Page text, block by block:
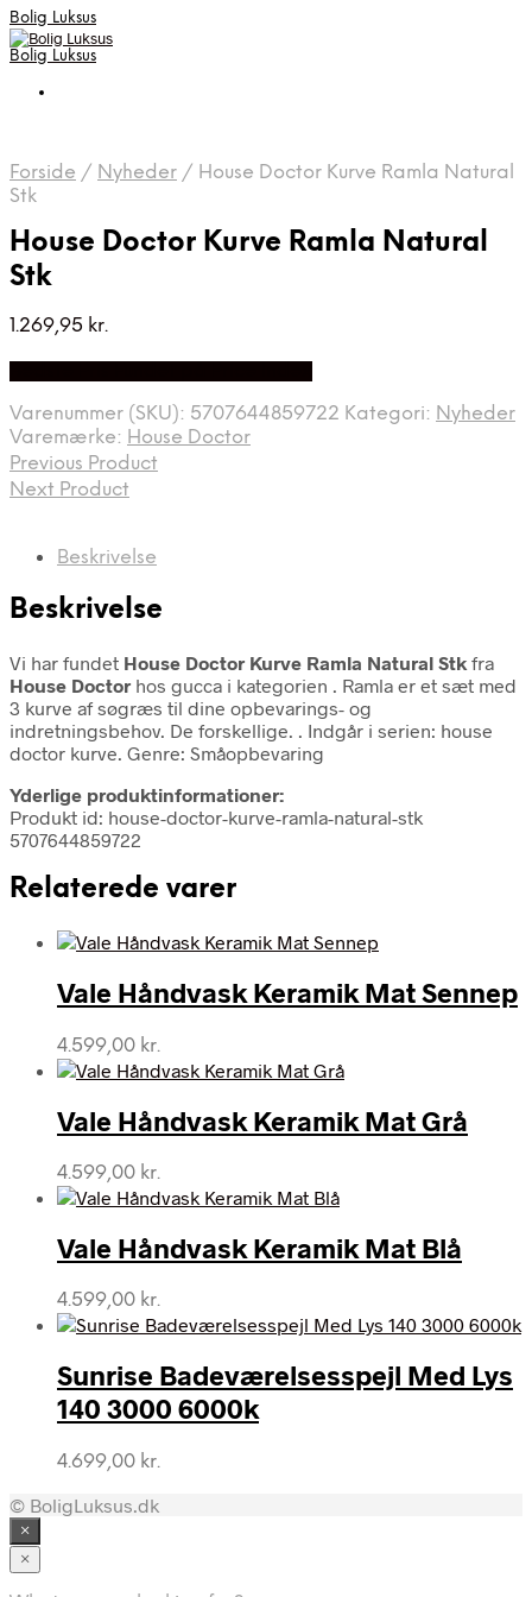
Bolig Luksus
Bolig Luksus
Forside / Nyheder / House Doctor Kurve Ramla Natural
Stk
House Doctor Kurve Ramla Natural
Stk
1.269,95 kr.
Varenummer (SKU): 5707644859722 Kategori: Nyheder
Varemærke: House Doctor
Previous Product
Next Product
Beskrivelse
Beskrivelse
Vi har fundet House Doctor Kurve Ramla Natural Stk fra
House Doctor hos gucca i kategorien . Ramla er et sæt med
3 kurve af søgræs til dine opbevarings- og
indretningsbehov. De forskellige. . Indgår i serien: house
doctor kurve. Genre: Småopbevaring
Yderlige produktinformationer:
Produkt id: house-doctor-kurve-ramla-natural-stk
5707644859722
Relaterede varer
Vale Håndvask Keramik Mat Sennep
4.599,00 kr.
Vale Håndvask Keramik Mat Grå
4.599,00 kr.
Vale Håndvask Keramik Mat Blå
4.599,00 kr.
Sunrise Badeværelsesspejl Med Lys
140 3000 6000k
4.699,00 kr.
© BoligLuksus.dk
×
×